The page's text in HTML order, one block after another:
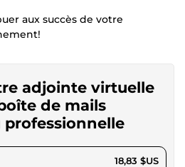
aux succès de votre
adjointe virtuelle
de mails
professionnelle
17,35 $US 18,83 $US